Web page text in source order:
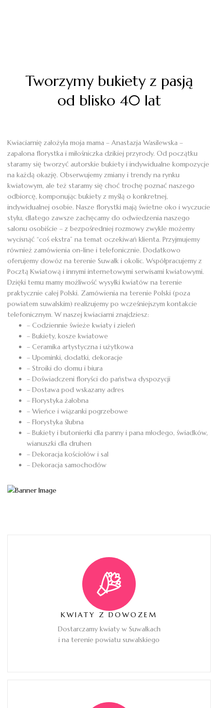
Tworzymy bukiety z pasją
od blisko 40 lat
Kwiaciarnię założyła moja mama – Anastazja Wasilewska –
zapalona florystka i miłośniczka dzikiej przyrody. Od początku
staramy się tworzyć autorskie bukiety i indywidualne kompozycje
na każdą okazję. Obserwujemy zmiany i trendy na rynku
kwiatowym, ale też staramy się choć trochę poznać naszego
odbiorcę, komponując bukiety z myślą o konkretnej,
indywidualnej osobie. Nasze florystki mają świetne oko i wyczucie
stylu, dlatego zawsze zachęcamy do odwiedzenia naszego
salonu osobiście – z bezpośredniej rozmowy zwykle możemy
wycisnąć “coś ekstra” na temat oczekiwań klienta. Przyjmujemy
również zamówienia on-line i telefonicznie. Dodatkowo
oferujemy dowóz na terenie Suwałk i okolic. Współpracujemy z
Pocztą Kwiatową i innymi internetowymi serwisami kwiatowymi.
Dzięki temu mamy możliwość wysyłki kwiatów na terenie
praktycznie całej Polski. Zamówienia na terenie Polski (poza
powiatem suwalskim) realizujemy po wcześniejszym kontakcie
telefonicznym. W naszej kwiaciarni znajdziesz:
– Codziennie świeże kwiaty i zieleń
– Bukiety, kosze kwiatowe
– Ceramika artystyczna i użytkowa
– Upominki, dodatki, dekoracje
– Stroiki do domu i biura
– Doświadczeni floryści do państwa dyspozycji
– Dostawa pod wskazany adres
– Florystyka żałobna
– Wieńce i wiązanki pogrzebowe
– Florystyka ślubna
– Bukiety i butonierki dla panny i pana młodego, świadków,
wianuszki dla druhen
– Dekoracja kościołów i sal
– Dekoracja samochodów
KWIATY Z DOWOZEM
Dostarczamy kwiaty w Suwałkach
i na terenie powiatu suwalskiego